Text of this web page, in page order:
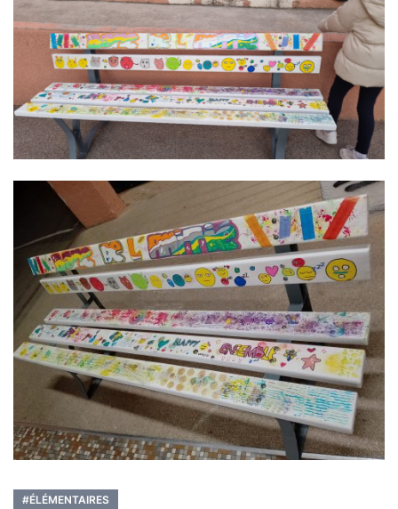
#ÉLÉMENTAIRES